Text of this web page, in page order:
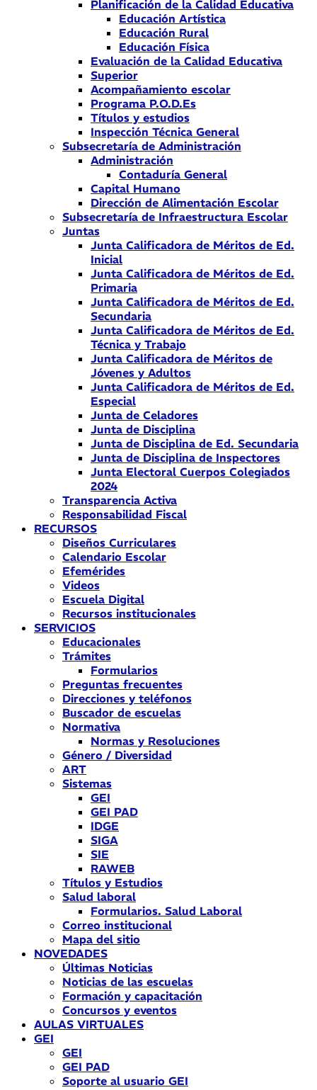
Planificación de la Calidad Educativa
Educación Artística
Educación Rural
Educación Física
Evaluación de la Calidad Educativa
Superior
Acompañamiento escolar
Programa P.O.D.Es
Títulos y estudios
Inspección Técnica General
Subsecretaría de Administración
Administración
Contaduría General
Capital Humano
Dirección de Alimentación Escolar
Subsecretaría de Infraestructura Escolar
Juntas
Junta Calificadora de Méritos de Ed.
Inicial
Junta Calificadora de Méritos de Ed.
Primaria
Junta Calificadora de Méritos de Ed.
Secundaria
Junta Calificadora de Méritos de Ed.
Técnica y Trabajo
Junta Calificadora de Méritos de
Jóvenes y Adultos
Junta Calificadora de Méritos de Ed.
Especial
Junta de Celadores
Junta de Disciplina
Junta de Disciplina de Ed. Secundaria
Junta de Disciplina de Inspectores
Junta Electoral Cuerpos Colegiados
2024
Transparencia Activa
Responsabilidad Fiscal
RECURSOS
Diseños Curriculares
Calendario Escolar
Efemérides
Videos
Escuela Digital
Recursos institucionales
SERVICIOS
Educacionales
Trámites
Formularios
Preguntas frecuentes
Direcciones y teléfonos
Buscador de escuelas
Normativa
Normas y Resoluciones
Género / Diversidad
ART
Sistemas
GEI
GEI PAD
IDGE
SIGA
SIE
RAWEB
Títulos y Estudios
Salud laboral
Formularios. Salud Laboral
Correo institucional
Mapa del sitio
NOVEDADES
Últimas Noticias
Noticias de las escuelas
Formación y capacitación
Concursos y eventos
AULAS VIRTUALES
GEI
GEI
GEI PAD
Soporte al usuario GEI